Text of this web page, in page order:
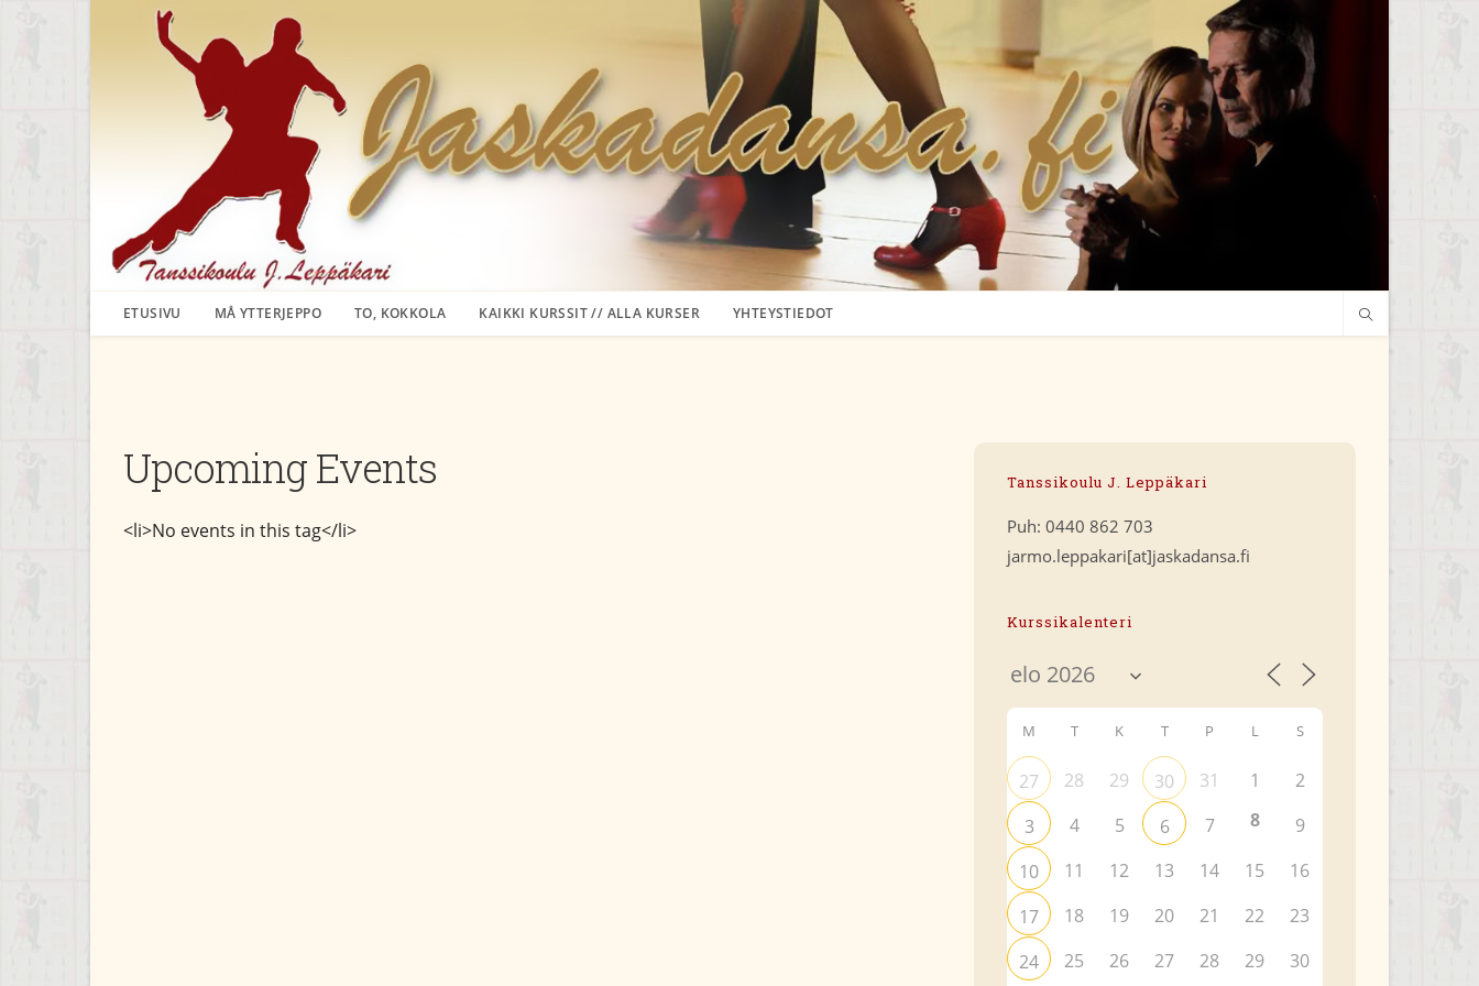
ETUSIVU MÅ YTTERJEPPO TO, KOKKOLA KAIKKI KURSSIT // ALLA KURSER YHTEYSTIEDOT
Upcoming Events
<li>No events in this tag</li>
Tanssikoulu J. Leppäkari
Puh: 0440 862 703
jarmo.leppakari[at]jaskadansa.fi
Kurssikalenteri
M T K T P L S
27 28 29 30 31 1
2
3
4 5 6 7 8
9
10
11 12 13 14 15
16
17
18 19 20 21 22
23
24
25 26 27 28 29
30